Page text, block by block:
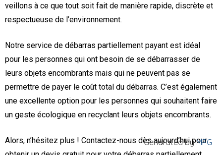
veillons à ce que tout soit fait de manière rapide, discrète et
respectueuse de l’environnement.
Notre service de débarras partiellement payant est idéal
pour les personnes qui ont besoin de se débarrasser de
leurs objets encombrants mais qui ne peuvent pas se
permettre de payer le coût total du débarras. C’est également
une excellente option pour les personnes qui souhaitent faire
un geste écologique en recyclant leurs objets encombrants.
Alors, n’hésitez plus ! Contactez-nous dès aujourd’hui pour
Generated byMPG